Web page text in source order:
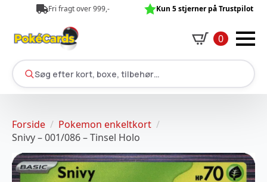
Fri fragt over 999,- Kun 5 stjerner på Trustpilot
0
Søg efter kort, boxe, tilbehør…
Forside
Pokemon enkeltkort
Snivy – 001/086 – Tinsel Holo